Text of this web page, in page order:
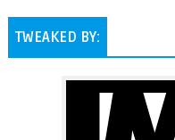
TWEAKED BY: